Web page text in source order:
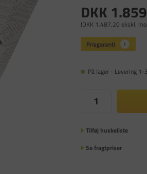
DKK
(DKK 1.487,20 ekskl.
På lager - Levering 1-
Tilføj huskeliste
Se fragtpriser